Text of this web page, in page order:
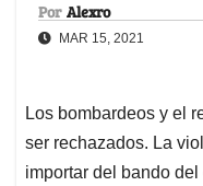
Por Alexro
MAR 15, 2021
Los bombardeos y el
ser rechazados. La
importar del bando